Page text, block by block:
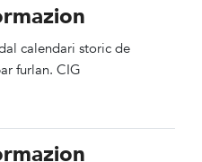
calendari storic de
furlan. CIG